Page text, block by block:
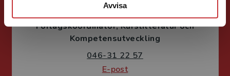
Avvisa
Förlagskoordinator Kurslitteratur och
Kompetensutveckling
046-31 22 57
E-post